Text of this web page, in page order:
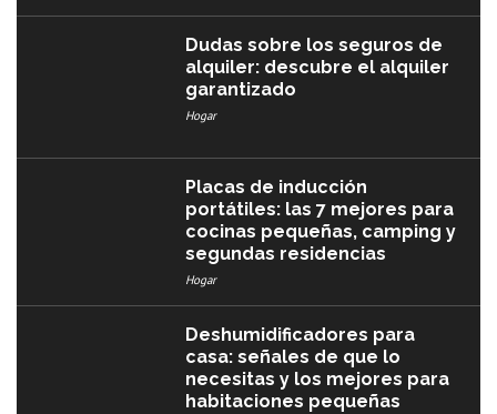
Dudas sobre los seguros de
alquiler: descubre el alquiler
garantizado
Hogar
Placas de inducción
portátiles: las 7 mejores para
cocinas pequeñas, camping y
segundas residencias
Hogar
Deshumidificadores para
casa: señales de que lo
necesitas y los mejores para
habitaciones pequeñas